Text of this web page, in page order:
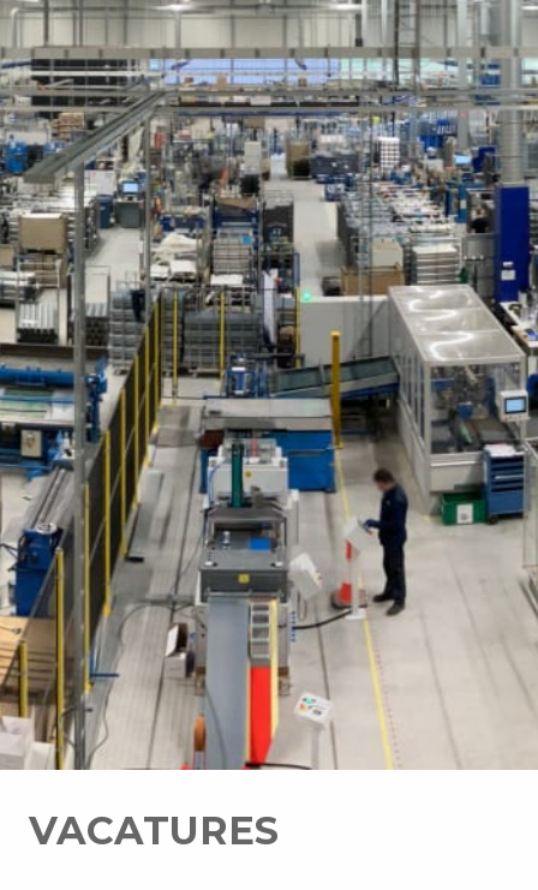
VACATURES